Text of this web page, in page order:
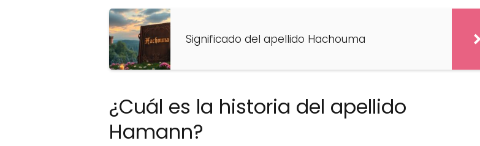
Significado del apellido Hachouma
¿Cuál es la historia del apellido
Hamann?